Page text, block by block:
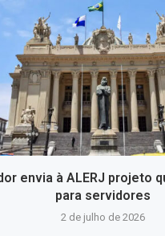
envia à ALERJ projeto
para servidores
2 de julho de 2026